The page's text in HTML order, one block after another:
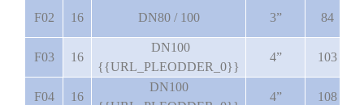
F02 16 DN80 / 100 3” 84
F03 16
DN100
{{URL_PLEODDER_0}}
4” 103
F04 16
DN100
4” 108